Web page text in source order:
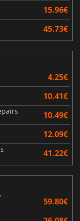
15.96€
45.73€
4.25€
10.41€
10.49€
12.09€
41.22€
59.80€